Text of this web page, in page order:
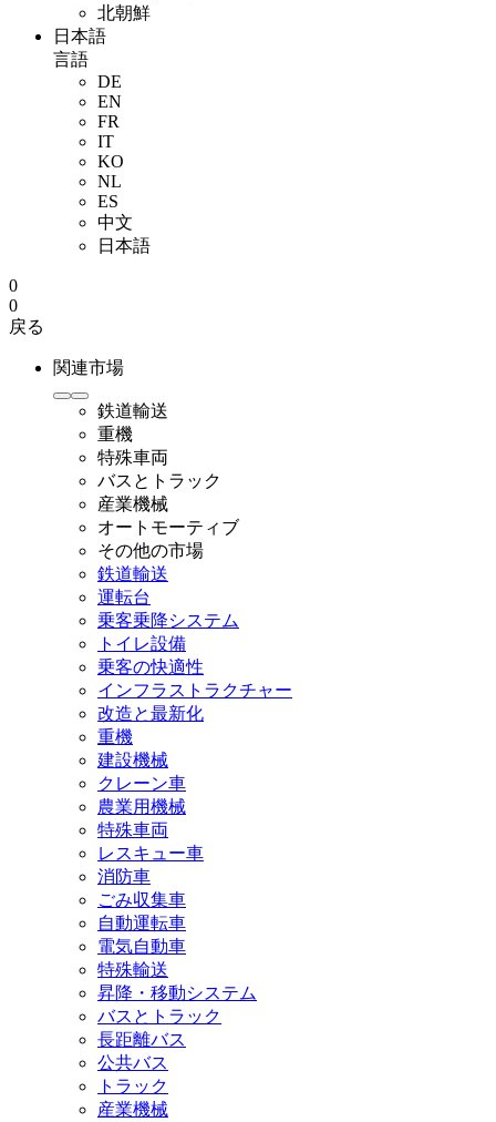
北朝鮮
日本語
言語
DE
EN
FR
IT
KO
NL
ES
中文
日本語
0
0
戻る
関連市場
鉄道輸送
重機
特殊車両
バスとトラック
産業機械
オートモーティブ
その他の市場
鉄道輸送
運転台
乗客乗降システム
トイレ設備
乗客の快適性
インフラストラクチャー
改造と最新化
重機
建設機械
クレーン車
農業用機械
特殊車両
レスキュー車
消防車
ごみ収集車
自動運転車
電気自動車
特殊輸送
昇降・移動システム
バスとトラック
長距離バス
公共バス
トラック
産業機械